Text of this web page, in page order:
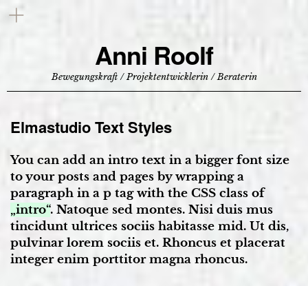
Anni Roolf
Bewegungskraft / Projektentwicklerin / Beraterin
Elmastudio Text Styles
You can add an intro text in a bigger font size
to your posts and pages by wrapping a
paragraph in a p tag with the CSS class of
„intro“. Natoque sed montes. Nisi duis mus
tincidunt ultrices sociis habitasse mid. Ut dis,
pulvinar lorem sociis et. Rhoncus et placerat
integer enim porttitor magna rhoncus.